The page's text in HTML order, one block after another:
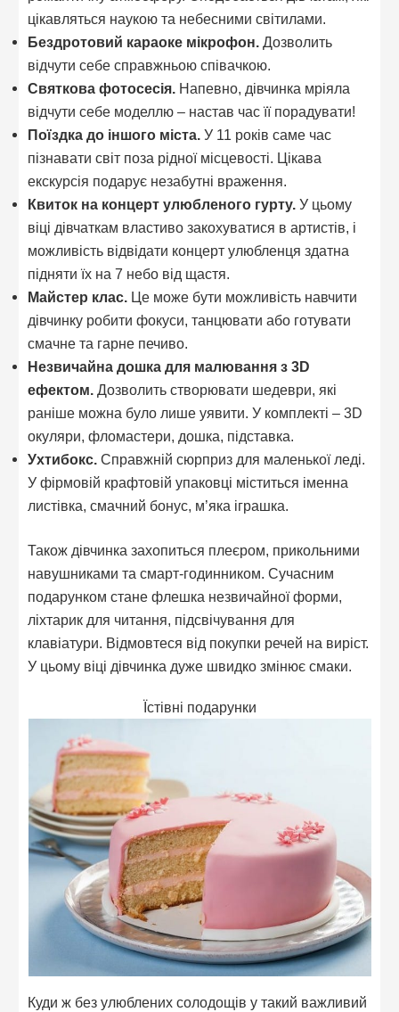
цікавляться наукою та небесними світилами.
Бездротовий караоке мікрофон. Дозволить
відчути себе справжньою співачкою.
Святкова фотосесія. Напевно, дівчинка мріяла
відчути себе моделлю – настав час її порадувати!
Поїздка до іншого міста. У 11 років саме час
пізнавати світ поза рідної місцевості. Цікава
екскурсія подарує незабутні враження.
Квиток на концерт улюбленого гурту.У цьому
віці дівчаткам властиво закохуватися в артистів, і
можливість відвідати концерт улюбленця здатна
підняти їх на 7 небо від щастя.
Майстер клас. Це може бути можливість навчити
дівчинку робити фокуси, танцювати або готувати
смачне та гарне печиво.
Незвичайна дошка для малювання з 3D
ефектом. Дозволить створювати шедеври, які
раніше можна було лише уявити. У комплекті – 3D
окуляри, фломастери, дошка, підставка.
Ухтибокс. Справжній сюрприз для маленької леді.
У фірмовій крафтовій упаковці міститься іменна
листівка, смачний бонус, м’яка іграшка.
Також дівчинка захопиться плеєром, прикольними
навушниками та смарт-годинником. Сучасним
подарунком стане флешка незвичайної форми,
ліхтарик для читання, підсвічування для
клавіатури. Відмовтеся від покупки речей на виріст.
У цьому віці дівчинка дуже швидко змінює смаки.
Їстівні подарунки
Куди ж без улюблених солодощів у такий важливий